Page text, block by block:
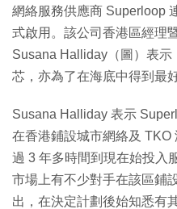
網絡服務供應商 Superloop
式啟用。該公司香港區經理
Susana Halliday（圖）表
芯，亦為了在海底中得到最
Susana Halliday 表示
在香港鋪設城市網絡及 TKO
過 3 年多時間到現在始投入
市場上有不少對手在該區鋪
出，在決定計劃後始知悉有